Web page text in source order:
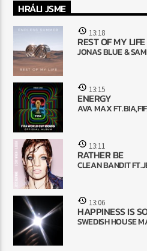
HRÁLI JSME
13:18
REST OF MY LIFE
JONAS BLUE &
13:15
ENERGY
AVA MAX
13:11
RATHER BE
CLEAN BANDIT
13:06
HAPPINESS IS
SWEDISH HOUSE